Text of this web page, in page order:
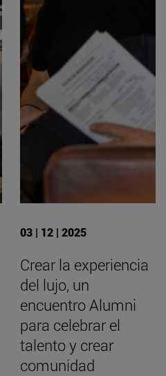
03 | 12 | 2025
Crear la experiencia
del lujo, un
encuentro Alumni
para celebrar el
talento y crear
comunidad